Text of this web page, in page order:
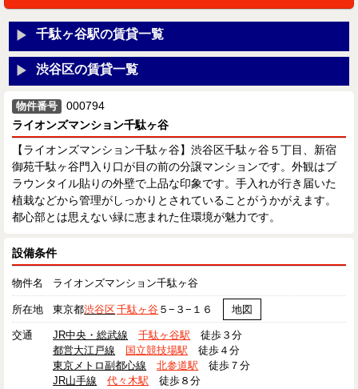
千駄ヶ谷駅の賃貸一覧
渋谷区の賃貸一覧
物件番号
000794
ライオンズマンション千駄ヶ谷
【ライオンズマンション千駄ヶ谷】渋谷区千駄ヶ谷５丁目、新宿
御苑千駄ヶ谷門入り口が目の前の分譲マンションです。外観はブ
ラウンタイル貼りの外壁で上品な印象です。手入れが行き届いた
植栽などから管理がしっかりとされていることがうかがえます。
都心部とは思えない緑に恵まれた住環境が魅力です。
設備条件
物件名 ライオンズマンション千駄ヶ谷
所在地 東京都渋谷区千駄ヶ谷 ５−３−１６ 地図
交通 JR中央・総武線 千駄ヶ谷駅 徒歩３分
都営大江戸線
国立競技場駅 徒歩４分
東京メトロ副都心線
北参道駅 徒歩７分
JR山手線
代々木駅 徒歩８分